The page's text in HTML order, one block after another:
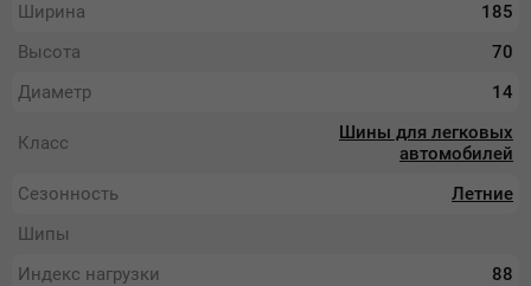
Ширина
185
Высота
70
Диаметр
14
Класс
Шины для легковых
автомобилей
Сезонность
Летние
Шипы
Индекс нагрузки
88